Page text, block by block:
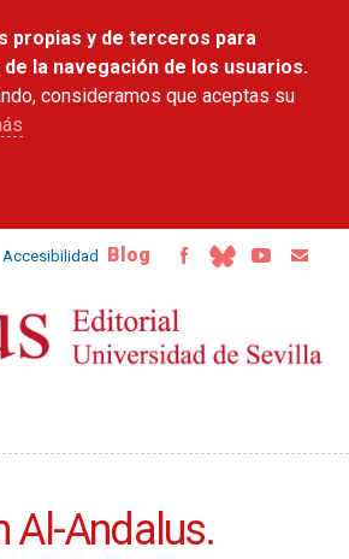
contenido
principal
propias y de terceros para
la navegación de los usuarios.
consideramos que aceptas su
Accesibilidad Blog
Al-Andalus.